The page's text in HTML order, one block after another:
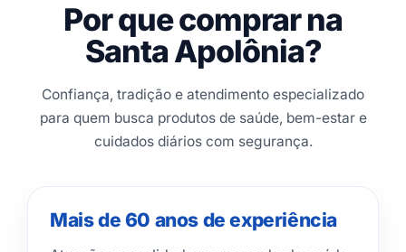
Por que comprar na
Santa Apolônia?
Confiança, tradição e atendimento especializado
para quem busca produtos de saúde, bem-estar e
cuidados diários com segurança.
Mais de 60 anos de experiência